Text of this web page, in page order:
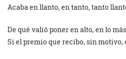
Acaba en llanto, en tanto, tanto
De qué valió poner en alto, en lo
Si el premio que recibo, sin motivo,